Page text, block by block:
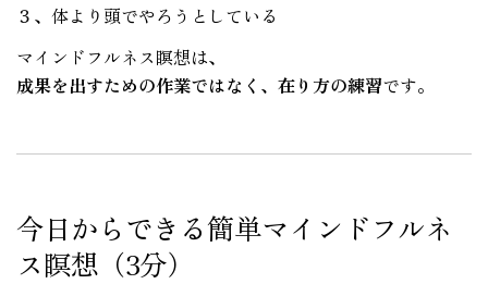
３、体より頭でやろうとしている
マインドフルネス瞑想は、
成果を出すための作業ではなく、在り方の練習です。
今日からできる簡単マインドフルネ
ス瞑想（3分）